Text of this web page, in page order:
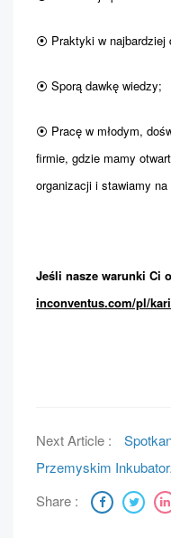
⦿ Praktyki w najbardziej
⦿ Sporą dawkę wiedzy;
⦿ Pracę w młodym,
firmie, gdzie mamy
organizacji i stawiamy
Jeśli nasze warunki Ci
inconventus.com/pl/
Next Article :
Przemyskim
Share :